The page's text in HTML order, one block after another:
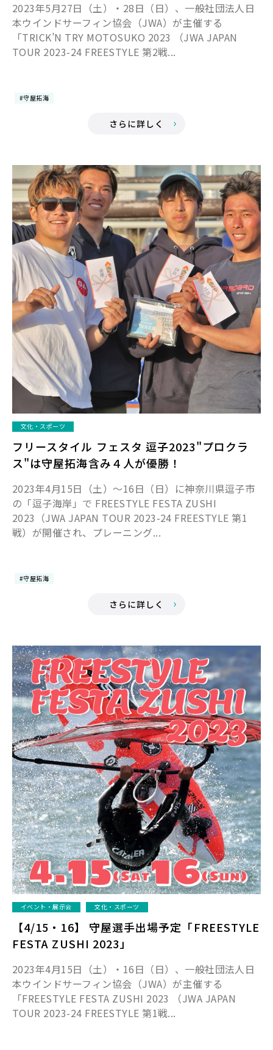
2023年5月27日（土）・28日（日）、一般社団法人日
本ウインドサーフィン協会（JWA）が主催する
「TRICK’N TRY MOTOSUKO 2023 （JWA JAPAN
TOUR 2023-24 FREESTYLE 第2戦...
#守屋拓海
さらに詳しく
文化・スポーツ
フリースタイル フェスタ 逗子2023"プロクラ
ス"は守屋拓海含み４人が優勝！
2023年4月15日（土）～16日（日）に神奈川県逗子市
の「逗子海岸」で FREESTYLE FESTA ZUSHI
2023（JWA JAPAN TOUR 2023-24 FREESTYLE 第1
戦）が開催され、プレーニング...
#守屋拓海
さらに詳しく
イベント・展示会 文化・スポーツ
【4/15・16】 守屋選手出場予定「FREESTYLE
FESTA ZUSHI 2023」
2023年4月15日（土）・16日（日）、一般社団法人日
本ウインドサーフィン協会（JWA）が主催する
「FREESTYLE FESTA ZUSHI 2023 （JWA JAPAN
TOUR 2023-24 FREESTYLE 第1戦...